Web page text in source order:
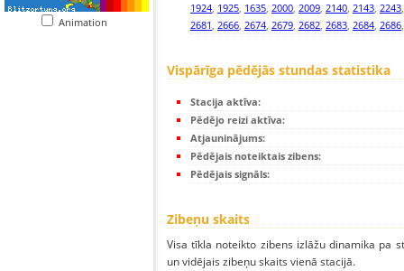
Animation
1924, 1925, 1635, 2000, 2009, 2140, 2143, 2243
2681, 2666, 2674, 2679, 2682, 2683, 2684, 2686
Vispārīga pēdējās stundas statistika
Stacija aktīva:
Pēdējo reizi aktīva:
Atjauninājums:
Pēdējais noteiktais zibens:
Pēdējais signāls:
Zibeņu skaits
Visa tīkla noteikto zibens izlāžu dinamika pa
un vidējais zibeņu skaits vienā stacijā.